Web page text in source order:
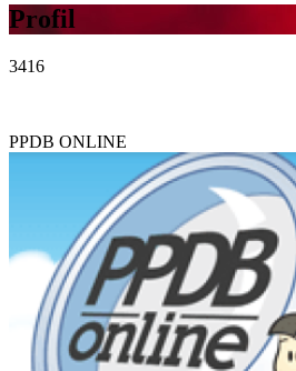
Profil
3416
PPDB ONLINE